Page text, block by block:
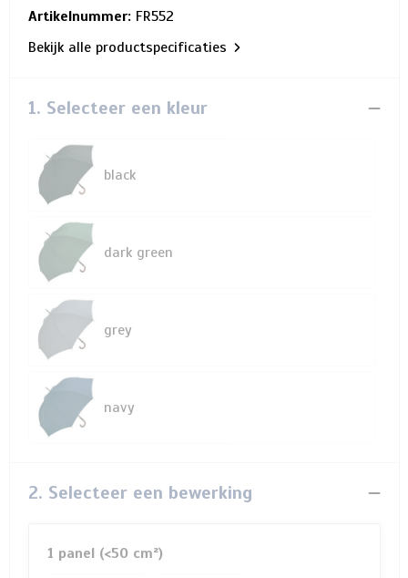
Artikelnummer: FR552
Bekijk alle productspecificaties
1. Selecteer een kleur
black
dark green
grey
navy
2. Selecteer een bewerking
1 panel (<50 cm²)